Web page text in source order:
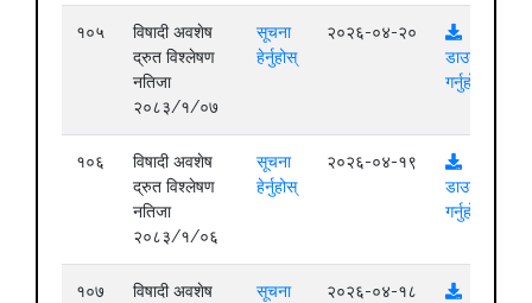
१०५
विषादी अवशेष
द्रुत विश्लेषण
नतिजा
२०८३/१/०७
सूचना
हेर्नुहोस्
२०२६-०४-२०
डाउनलोड
गर्नुहोस्
१०६
विषादी अवशेष
द्रुत विश्लेषण
नतिजा
२०८३/१/०६
सूचना
हेर्नुहोस्
२०२६-०४-१९
डाउनलोड
गर्नुहोस्
१०७
विषादी अवशेष
सूचना
२०२६-०४-१८